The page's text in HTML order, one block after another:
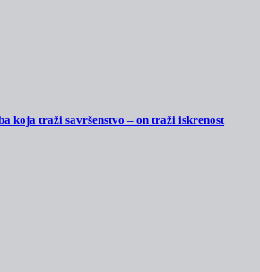
koja traži savršenstvo – on traži iskrenost